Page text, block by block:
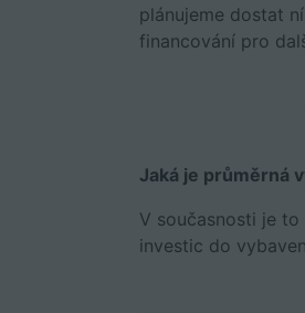
plánujeme dostat
financování pro
Jaká je průměrná
V současnosti je
investic do